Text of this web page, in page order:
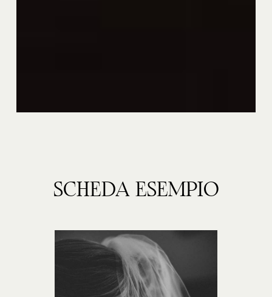
SCHEDA ESEMPIO